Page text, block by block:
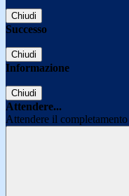
Chiudi
Successo
Chiudi
Informazione
Chiudi
Attendere...
Attendere il